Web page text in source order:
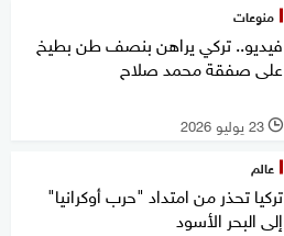
منوعات
فيديو.. تركي يراهن بنصف طن بطيخ
على صفقة محمد صلاح
l 23 يوليو 2026
عالم
تركيا تحذر من امتداد "حرب أوكرانيا"
إلى البحر الأسود